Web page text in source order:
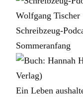
Schreibzeug-
Sommeranfang
Ein Leben